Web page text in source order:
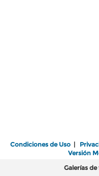
Condiciones de Uso |
Versión
Galerías